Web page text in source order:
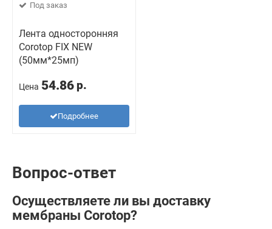
Под заказ
Лента односторонняя
Corotop FIX NEW
(50мм*25мп)
Цена 54.86 р.
Подробнее
Вопрос-ответ
Осуществляете ли вы доставку
мембраны Сorotop?